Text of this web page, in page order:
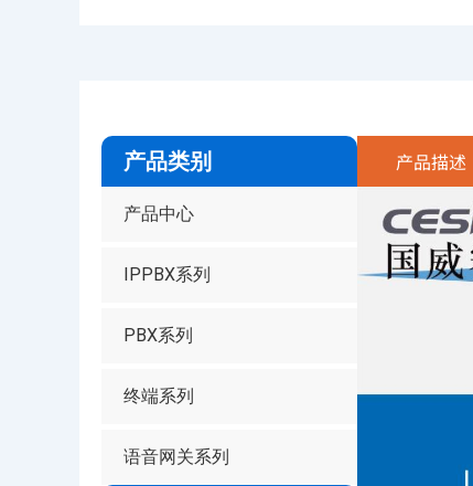
产品类别
产品中心
IPPBX系列
PBX系列
终端系列
语音网关系列
产品描述